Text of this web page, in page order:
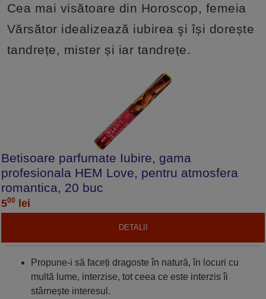
Cea mai visătoare din Horoscop, femeia
Vărsător idealizează iubirea şi își dorește
tandrețe, mister și iar tandrețe.
Betisoare parfumate Iubire, gama
profesionala HEM Love, pentru atmosfera
romantica, 20 buc
500 lei
DETALII
Propune-i să faceți dragoste în natură, în locuri cu
multă lume, interzise, tot ceea ce este interzis îi
stârnește interesul.